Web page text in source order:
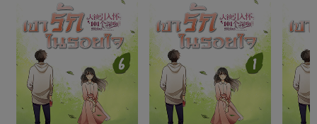
เจ้าของลิขสิทธิ์ต้นฉบับ China Literature
จากใจเก๋อเก๋อ